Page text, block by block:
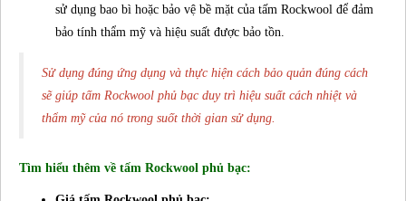
sử dụng bao bì hoặc bảo vệ bề mặt của tấm Rockwool để đảm
bảo tính thẩm mỹ và hiệu suất được bảo tồn.
Sử dụng đúng ứng dụng và thực hiện cách bảo quản đúng cách
sẽ giúp tấm Rockwool phủ bạc duy trì hiệu suất cách nhiệt và
thẩm mỹ của nó trong suốt thời gian sử dụng.
Tìm hiểu thêm về tấm Rockwool phủ bạc: